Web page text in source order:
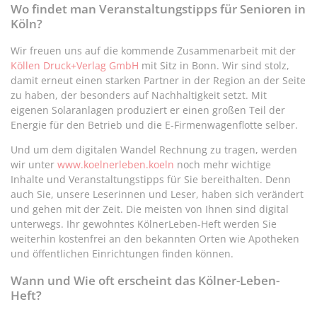
Wo findet man Veranstaltungstipps für Senioren in
Köln?
Wir freuen uns auf die kommende Zusammenarbeit mit der
Köllen Druck+Verlag GmbH mit Sitz in Bonn. Wir sind stolz,
damit erneut einen starken Partner in der Region an der Seite
zu haben, der besonders auf Nachhaltigkeit setzt. Mit
eigenen Solaranlagen produziert er einen großen Teil der
Energie für den Betrieb und die E-Firmenwagenflotte selber.
Und um dem digitalen Wandel Rechnung zu tragen, werden
wir unter www.koelnerleben.koeln noch mehr wichtige
Inhalte und Veranstaltungstipps für Sie bereithalten. Denn
auch Sie, unsere Leserinnen und Leser, haben sich verändert
und gehen mit der Zeit. Die meisten von Ihnen sind digital
unterwegs. Ihr gewohntes KölnerLeben-Heft werden Sie
weiterhin kostenfrei an den bekannten Orten wie Apotheken
und öffentlichen Einrichtungen finden können.
Wann und Wie oft erscheint das Kölner-Leben-
Heft?